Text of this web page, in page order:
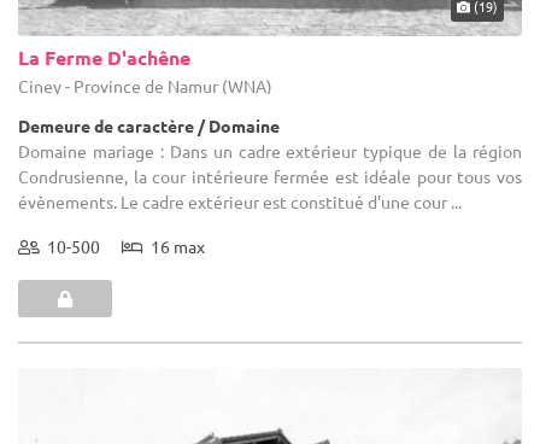
(19)
La Ferme D'achêne
Ciney - Province de Namur (WNA)
Demeure de caractère / Domaine
Domaine mariage : Dans un cadre extérieur typique de la région
Condrusienne, la cour intérieure fermée est idéale pour tous vos
évènements. Le cadre extérieur est constitué d'une cour ...
10-500 16 max